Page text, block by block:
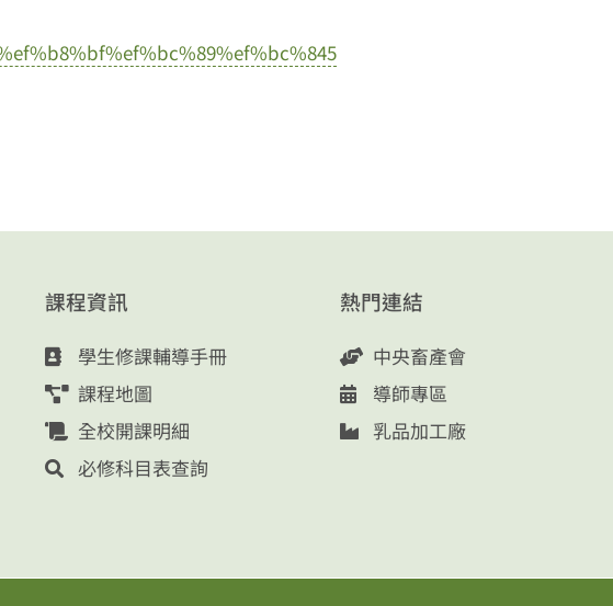
課程資訊
學生修課輔導手冊
課程地圖
全校開課明細
必修科目表查詢
熱門連結
中央畜產會
導師專區
乳品加工廠